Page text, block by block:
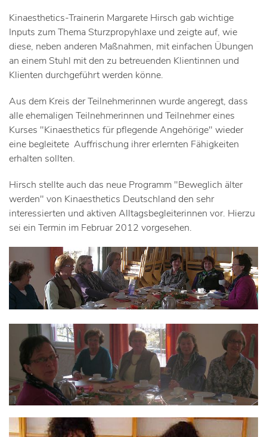
Kinaesthetics-Trainerin Margarete Hirsch gab wichtige
Inputs zum Thema Sturzpropyhlaxe und zeigte auf, wie
diese, neben anderen Maßnahmen, mit einfachen Übungen
an einem Stuhl mit den zu betreuenden Klientinnen und
Klienten durchgeführt werden könne.
Aus dem Kreis der Teilnehmerinnen wurde angeregt, dass
alle ehemaligen Teilnehmerinnen und Teilnehmer eines
Kurses "Kinaesthetics für pflegende Angehörige" wieder
eine begleitete Auffrischung ihrer erlernten Fähigkeiten
erhalten sollten.
Hirsch stellte auch das neue Programm "Beweglich älter
werden" von Kinaesthetics Deutschland den sehr
interessierten und aktiven Alltagsbegleiterinnen vor. Hierzu
sei ein Termin im Februar 2012 vorgesehen.